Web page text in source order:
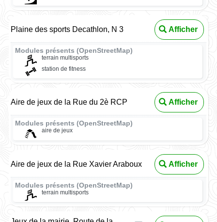
Plaine des sports Decathlon, N 3 Afficher
Modules présents (OpenStreetMap)
terrain multisports
station de fitness
Aire de jeux de la Rue du 2è RCP Afficher
Modules présents (OpenStreetMap)
aire de jeux
Aire de jeux de la Rue Xavier Araboux Afficher
Modules présents (OpenStreetMap)
terrain multisports